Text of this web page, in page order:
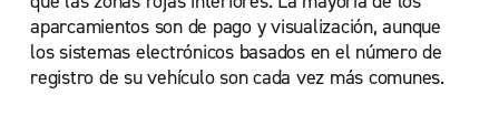
aparcamientos son de pago y visualización, aunque
los sistemas electrónicos basados en el número de
registro de su vehículo son cada vez más comunes.